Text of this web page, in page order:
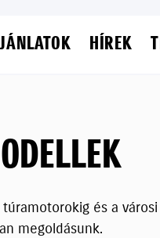
HÍREK
és a
megoldásunk.